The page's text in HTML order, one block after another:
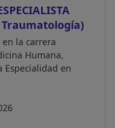
la carrera
Humana,
Especialidad en